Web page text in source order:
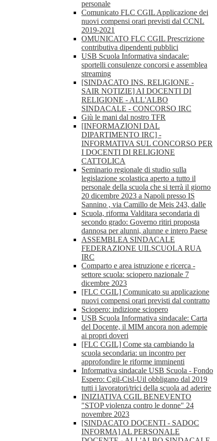
personale
Comunicato FLC CGIL Applicazione dei
nuovi compensi orari previsti dal CCNL
2019-2021
OMUNICATO FLC CGIL Prescrizione
contributiva dipendenti pubblici
USB Scuola Informativa sindacale:
sportelli consulenze concorsi e assemblea
streaming
[SINDACATO INS. RELIGIONE -
SAIR NOTIZIE] AI DOCENTI DI
RELIGIONE - ALL'ALBO
SINDACALE - CONCORSO IRC
Giù le mani dal nostro TFR
[INFORMAZIONI DAL
DIPARTIMENTO IRC] -
INFORMATIVA SUL CONCORSO PER
I DOCENTI DI RELIGIONE
CATTOLICA
Seminario regionale di studio sulla
legislazione scolastica aperto a tutto il
personale della scuola che si terrà il giorno
20 dicembre 2023 a Napoli presso IS
Sannino , via Camillo de Meis 243, dalle
Scuola, riforma Valditara secondaria di
secondo grado: Governo ritiri proposta
dannosa per alunni, alunne e intero Paese
ASSEMBLEA SINDACALE
FEDERAZIONE UILSCUOLA RUA
IRC
Comparto e area istruzione e ricerca -
settore scuola: sciopero nazionale 7
dicembre 2023
[FLC CGIL] Comunicato su applicazione
nuovi compensi orari previsti dal contratto
Sciopero: indizione sciopero
USB Scuola Informativa sindacale: Carta
del Docente, il MIM ancora non adempie
ai propri doveri
[FLC CGIL] Come sta cambiando la
scuola secondaria: un incontro per
approfondire le riforme imminenti
Informativa sindacale USB Scuola - Fondo
Espero: Cgil-Cisl-Uil obbligano dal 2019
tutti i lavoratori/trici della scuola ad aderire
INIZIATIVA CGIL BENEVENTO
"STOP violenza contro le donne" 24
novembre 2023
[SINDACATO DOCENTI - SADOC
INFORMA] AL PERSONALE